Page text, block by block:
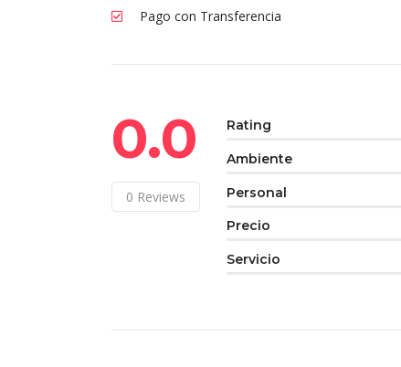
Pago con Transferencia
0.0
0 Reviews
Rating
Ambiente
Personal
Precio
Servicio